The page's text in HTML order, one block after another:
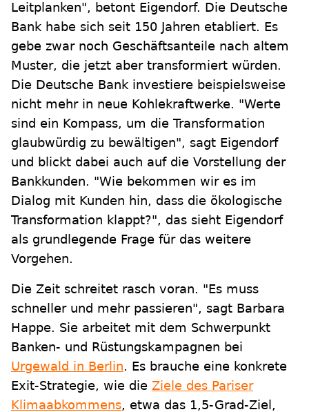
Leitplanken", betont Eigendorf. Die Deutsche
Bank habe sich seit 150 Jahren etabliert. Es
gebe zwar noch Geschäftsanteile nach altem
Muster, die jetzt aber transformiert würden.
Die Deutsche Bank investiere beispielsweise
nicht mehr in neue Kohlekraftwerke. "Werte
sind ein Kompass, um die Transformation
glaubwürdig zu bewältigen", sagt Eigendorf
und blickt dabei auch auf die Vorstellung der
Bankkunden. "Wie bekommen wir es im
Dialog mit Kunden hin, dass die ökologische
Transformation klappt?", das sieht Eigendorf
als grundlegende Frage für das weitere
Vorgehen.
Die Zeit schreitet rasch voran. "Es muss
schneller und mehr passieren", sagt Barbara
Happe. Sie arbeitet mit dem Schwerpunkt
Banken- und Rüstungskampagnen bei
Urgewald in Berlin. Es brauche eine konkrete
Exit-Strategie, wie die Ziele des Pariser
Klimaabkommens, etwa das 1,5-Grad-Ziel,